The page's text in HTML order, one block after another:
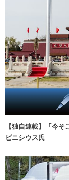
【独自連載】「今
ビニシウス氏